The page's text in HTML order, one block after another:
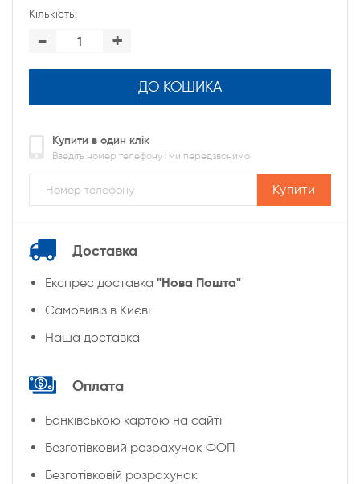
Кількість:
- +
ДО КОШИКА
Купити в один клік
Введіть номер телефону і ми передзвонимо
Купити
Доставка
Експрес доставка "Нова Пошта"
Cамовивіз в Києві
Наша доставка
Оплата
Банківською картою на сайті
Безготівковий розрахунок ФОП
Безготівковій розрахунок